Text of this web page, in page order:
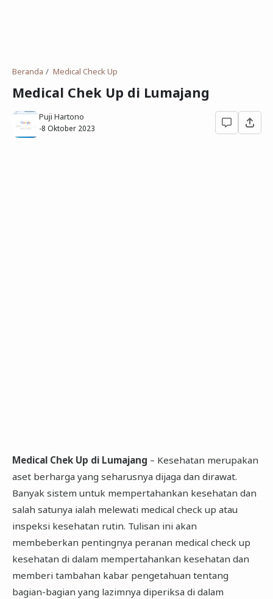
Gambar Orang dan Pohon
Download Soal
Tidak Bersekolah
Beranda Medical Check Up
Medical Chek Up di Lumajang
Puji Hartono
-8 Oktober 2023
Medical Chek Up di Lumajang – Kesehatan merupakan
aset berharga yang seharusnya dijaga dan dirawat.
Banyak sistem untuk mempertahankan kesehatan dan
salah satunya ialah melewati medical check up atau
inspeksi kesehatan rutin. Tulisan ini akan
membeberkan pentingnya peranan medical check up
kesehatan di dalam mempertahankan kesehatan dan
memberi tambahan kabar pengetahuan tentang
bagian-bagian yang lazimnya diperiksa di dalam